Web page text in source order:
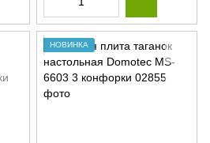
НОВИНКА